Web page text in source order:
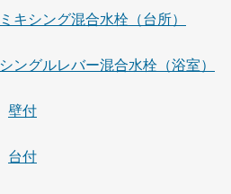
ミキシング混合水栓（台所）
シングルレバー混合水栓（浴室）
壁付
台付